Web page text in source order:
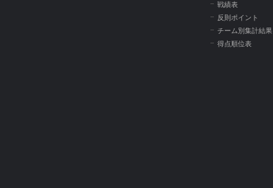
戦績表
反則ポイント
チーム別集計結果
得点順位表